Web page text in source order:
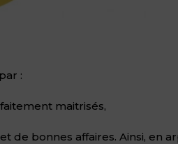
:
maitrisés,
bonnes affaires. Ainsi, en